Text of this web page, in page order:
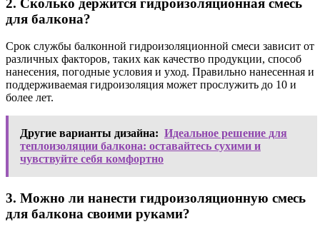
для балкона?
Срок службы балконной гидроизоляционной смеси зависит от
различных факторов, таких как качество продукции, способ
нанесения, погодные условия и уход. Правильно нанесенная и
поддерживаемая гидроизоляция может прослужить до 10 и
более лет.
Другие варианты дизайна: Идеальное решение для
теплоизоляции балкона: оставайтесь сухими и
чувствуйте себя комфортно
3. Можно ли нанести гидроизоляционную смесь
для балкона своими руками?